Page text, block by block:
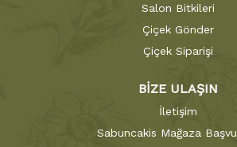
Salon Bitkileri
Çiçek Gönder
Çiçek Siparişi
BİZE ULAŞIN
İletişim
Sabuncakis Mağaza